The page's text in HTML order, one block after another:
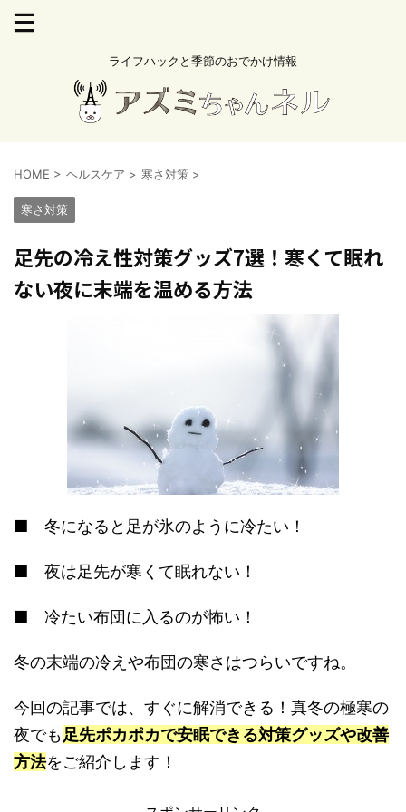
ライフハックと季節のおでかけ情報
HOME > ヘルスケア > 寒さ対策 >
寒さ対策
足先の冷え性対策グッズ7選！寒くて眠れ
ない夜に末端を温める方法
■ 冬になると足が氷のように冷たい！
■ 夜は足先が寒くて眠れない！
■ 冷たい布団に入るのが怖い！
冬の末端の冷えや布団の寒さはつらいですね。
今回の記事では、すぐに解消できる！真冬の極寒の
夜でも足先ポカポカで安眠できる対策グッズや改善
方法をご紹介します！